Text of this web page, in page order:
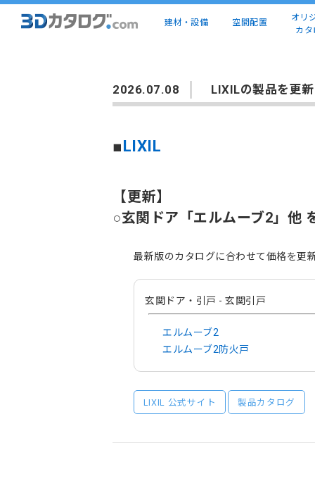
建材・設備 空間配置
オリ
カタ
2026.07.08 LIXILの製品を更
■LIXIL
【更新】
○玄関ドア「エルムーブ2」他
最新版のカタログに合わせて価格を更
玄関ドア・引戸 - 玄関引戸
エルムーブ2
エルムーブ2防火戸
LIXIL 公式サイト 製品カタログ